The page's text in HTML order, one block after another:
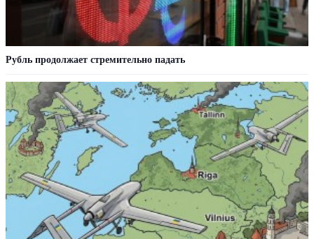
Рубль продолжает стремительно падать